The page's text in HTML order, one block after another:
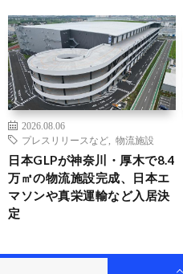
2026.08.06
プレスリリースなど
物流施設
日本GLPが神奈川・厚木で8.4
万㎡の物流施設完成、日本エ
マソンや真栄運輸など入居決
定